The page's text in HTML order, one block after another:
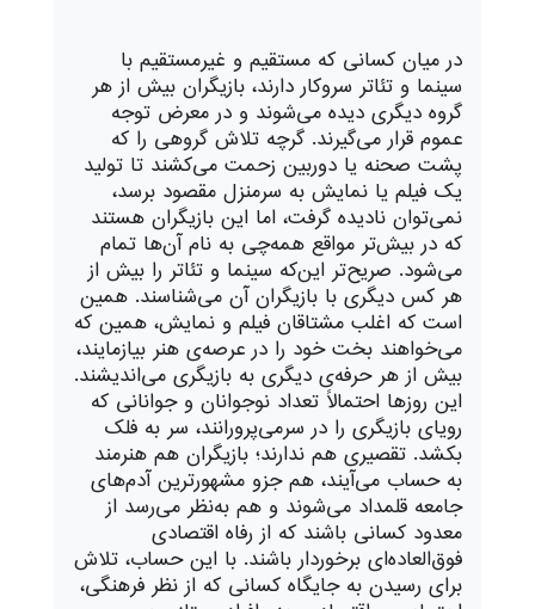
در میان کسانی که مستقیم و غیرمستقیم با
سینما و تئاتر سروکار دارند، بازیگران بیش از هر
گروه دیگری دیده می‌شوند و در معرض توجه
عموم قرار می‌گیرند. گرچه تلاش گروهی را که
پشت صحنه یا دوربین زحمت می‌کشند تا تولید
یک فیلم یا نمایش به سرمنزل مقصود برسد،
نمی‌توان نادیده گرفت، اما این بازیگران هستند
که در بیش‌تر مواقع همه‌چی به نام آن‌ها تمام
می‌شود. صریح‌تر این‌که سینما و تئاتر را بیش از
هر کس دیگری با بازیگران آن می‌شناسند. همین
است که اغلب مشتاقان فیلم و نمایش، همین که
می‌خواهند بخت خود را در عرصه‌ی هنر بیازمایند،
بیش از هر حرفه‌ی دیگری به بازیگری می‌اندیشند.
این روزها احتمالاً تعداد نوجوانان و جوانانی که
رویای بازیگری را در سرمی‌پرورانند، سر به فلک
بکشد. تقصیری هم ندارند؛ بازیگران هم هنرمند
به حساب می‌آیند، هم جزو مشهورترین آدم‌های
جامعه قلمداد می‌شوند و هم به‌نظر می‌رسد از
معدود کسانی باشند که از رفاه اقتصادی
فوق‌العاده‌ای برخوردار باشند. با این حساب، تلاش
برای رسیدن به جایگاه کسانی که از نظر فرهنگی،